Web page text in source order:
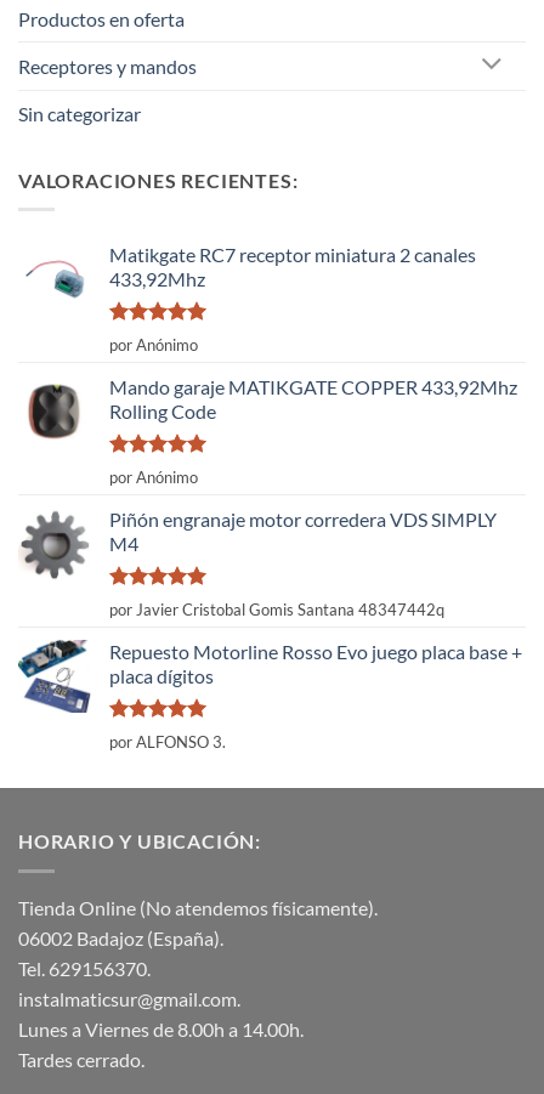
Productos en oferta
Receptores y mandos
Sin categorizar
VALORACIONES RECIENTES:
Matikgate RC7 receptor miniatura 2 canales
433,92Mhz
Valorado
con
por Anónimo
Mando garaje MATIKGATE COPPER 433,92Mhz
Rolling Code
Valorado
con
por Anónimo
Piñón engranaje motor corredera VDS SIMPLY
M4
Valorado
con
por Javier Cristobal Gomis Santana 48347442q
Repuesto Motorline Rosso Evo juego placa base +
placa dígitos
Valorado
con
por ALFONSO 3.
HORARIO Y UBICACIÓN:
Tienda Online (No atendemos físicamente).
06002 Badajoz (España).
Tel. 629156370.
instalmaticsur@gmail.com.
Lunes a Viernes de 8.00h a 14.00h.
Tardes cerrado.